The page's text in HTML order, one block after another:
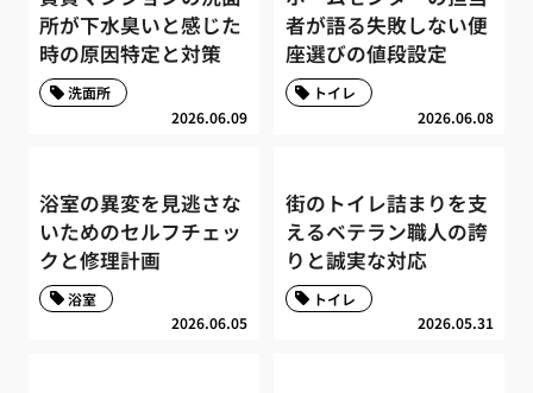
所が下水臭いと感じた
時の原因特定と対策
2026.06.09
洗面所
者が語る失敗しない便
座選びの値段設定
2026.06.08
トイレ
浴室の異変を見逃さな
いためのセルフチェッ
クと修理計画
2026.06.05
浴室
街のトイレ詰まりを支
えるベテラン職人の誇
りと誠実な対応
2026.05.31
トイレ